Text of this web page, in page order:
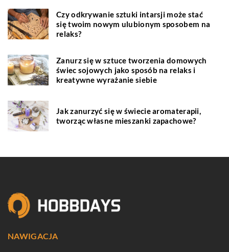
Czy odkrywanie sztuki intarsji może stać
się twoim nowym ulubionym sposobem na
relaks?
Zanurz się w sztuce tworzenia domowych
świec sojowych jako sposób na relaks i
kreatywne wyrażanie siebie
Jak zanurzyć się w świecie aromaterapii,
tworząc własne mieszanki zapachowe?
NAWIGACJA